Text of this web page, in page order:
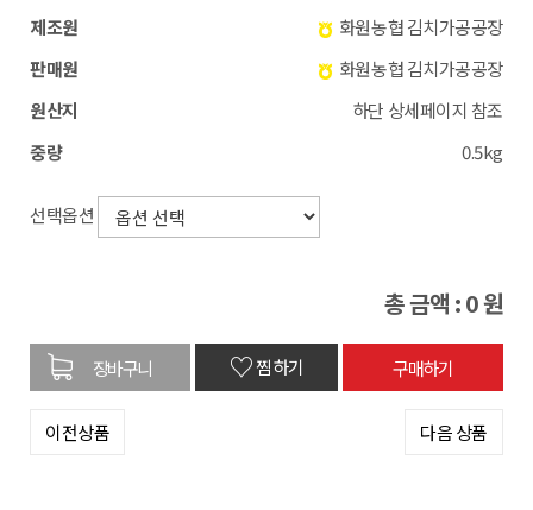
제조원
화원농협 김치가공공장
판매원
화원농협 김치가공공장
원산지
하단 상세페이지 참조
중량
0.5kg
선택옵션
총 금액 :0원
♡찜하기
이전상품 다음 상품